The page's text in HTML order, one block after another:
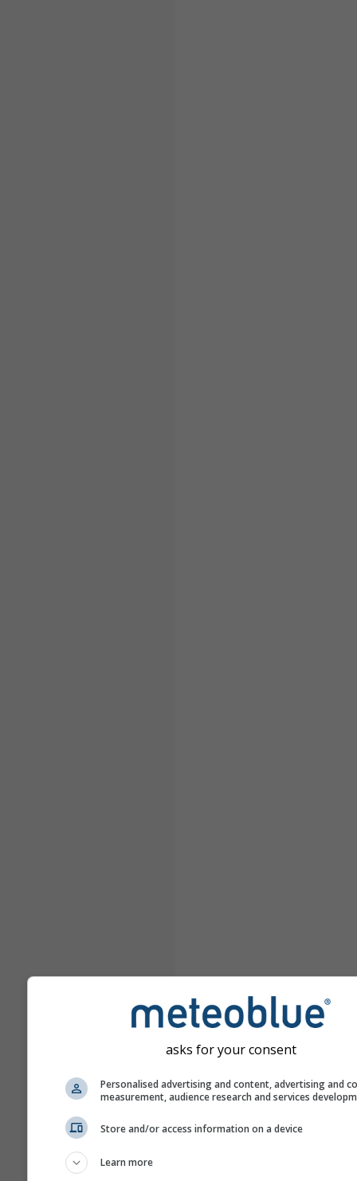
asks for your consent
Personalised advertising and content, advertising and
measurement, audience research and services
Store and/or access information on a device
Learn more